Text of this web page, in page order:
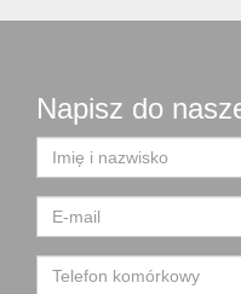
Napisz do